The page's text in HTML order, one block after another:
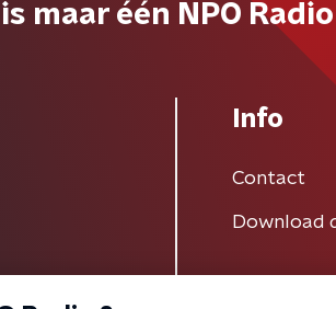
is maar één NPO
Info
Contact
Download